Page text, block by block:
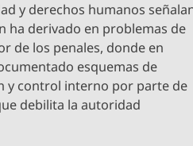
y derechos humanos
ha derivado en problemas de
de los penales, donde en
esquemas de
y control interno por parte de
debilita la autoridad